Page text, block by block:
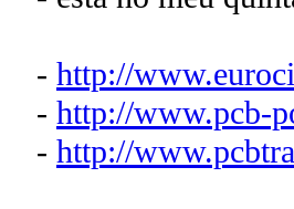
- http://
- http://www.pcb-
- http://